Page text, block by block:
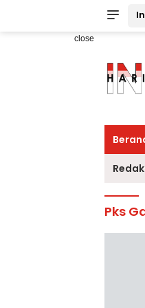
close
Pks